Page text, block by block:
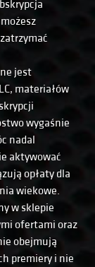
jest
materiałów
wygaśnie
nadal
aktywować
opłaty dla
wiekowe.
w sklepie
ofertami oraz
obejmują
premiery i nie